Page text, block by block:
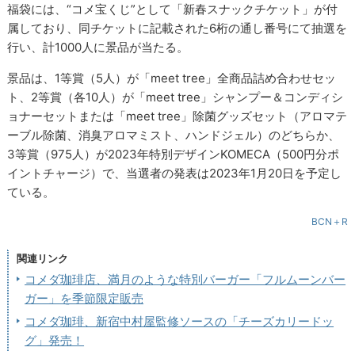
福袋には、“コメ宝くじ”として「新春スナックチケット」が付
属しており、同チケットに記載された6桁の通し番号にて抽選を
行い、計1000人に景品が当たる。
景品は、1等賞（5人）が「meet tree」全商品詰め合わせセッ
ト、2等賞（各10人）が「meet tree」シャンプー＆コンディシ
ョナーセットまたは「meet tree」除菌グッズセット（アロマテ
ーブル除菌、消臭アロマミスト、ハンドジェル）のどちらか、
3等賞（975人）が2023年特別デザインKOMECA（500円分ポ
イントチャージ）で、当選者の発表は2023年1月20日を予定し
ている。
BCN＋R
関連リンク
コメダ珈琲店、満月のような特別バーガー「フルムーンバー
ガー」を季節限定販売
コメダ珈琲、新宿中村屋監修ソースの「チーズカリードッ
グ」発売！